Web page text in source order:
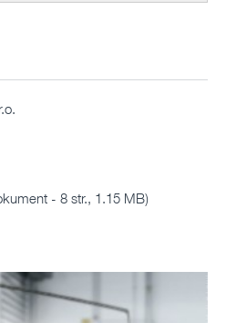
- 8 str., 1.15 MB)